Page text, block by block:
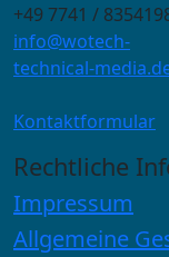
+49 7741 /
info@wotech-
technical-
Kontaktformular
Rechtliche
Impressum
Allgemeine